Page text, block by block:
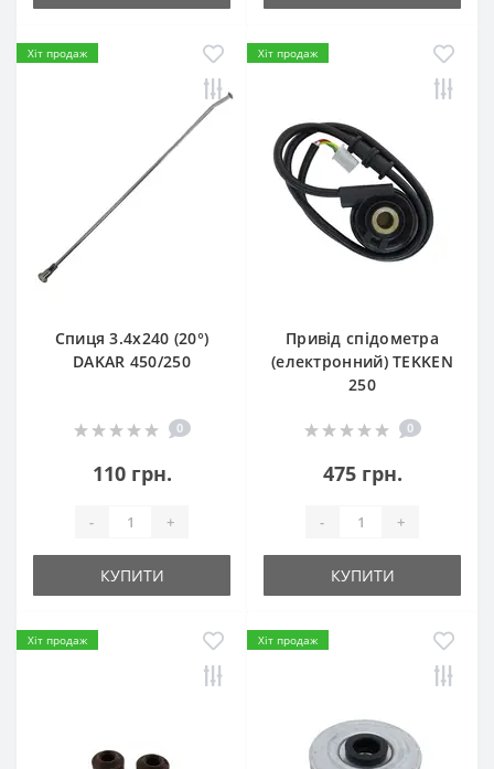
Хіт продаж
Спиця 3.4х240 (20°)
DAKAR 450/250
0
110 грн.
- +
КУПИТИ
Хіт продаж
Привід спідометра
(електронний) TEKKEN
250
0
475 грн.
- +
КУПИТИ
Хіт продаж Хіт продаж